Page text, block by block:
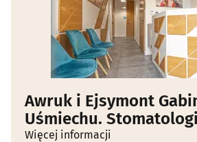
Awruk i Ejsymont
Uśmiechu.
Więcej informacji